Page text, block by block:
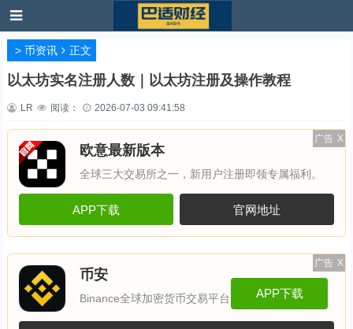
> 币资讯 正文
以太坊实名注册人数｜以太坊注册及操作教程
LR 阅读： 2026-07-03 09:41:58
广告 X
欧意最新版本
全球三大交易所之一，新用户注册即领专属福利。
APP下载 官网地址
广告 X
币安
Binance全球加密货币交易平台 APP下载